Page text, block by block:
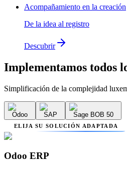
Acompañamiento en la creación
De la idea al registro
Descubrir
Implementamos todos
Simplificación de la complejidad
Odoo SAP Sage BOB 50
ELIJA SU SOLUCIÓN ADAPTADA
Odoo ERP